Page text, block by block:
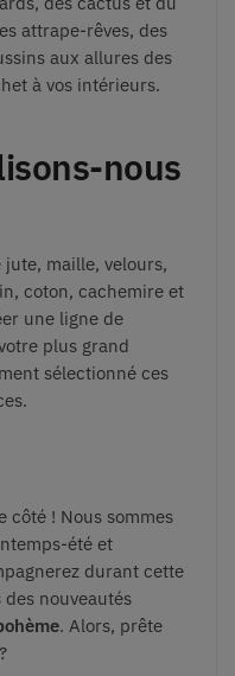
attrape-rêves, des
aux allures des
à vos intérieurs.
nous
jute, maille, velours,
coton, cachemire et
une ligne de
plus grand
sélectionné ces
côté ! Nous sommes
été et
durant cette
des nouveautés
. Alors, prête
?